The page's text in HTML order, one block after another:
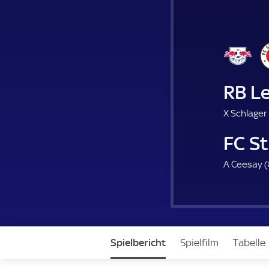
RB
X Schlager
FC
A Ceesay (
Spielbericht Spielfilm Tabelle